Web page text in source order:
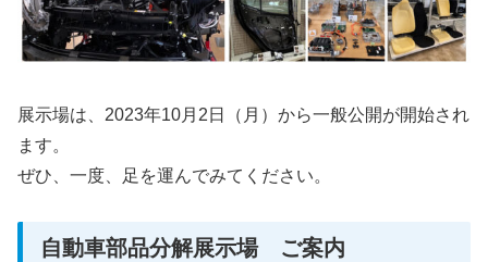
展示場は、2023年10月2日（月）から一般公開が開始され
ます。
ぜひ、一度、足を運んでみてください。
自動車部品分解展示場 ご案内